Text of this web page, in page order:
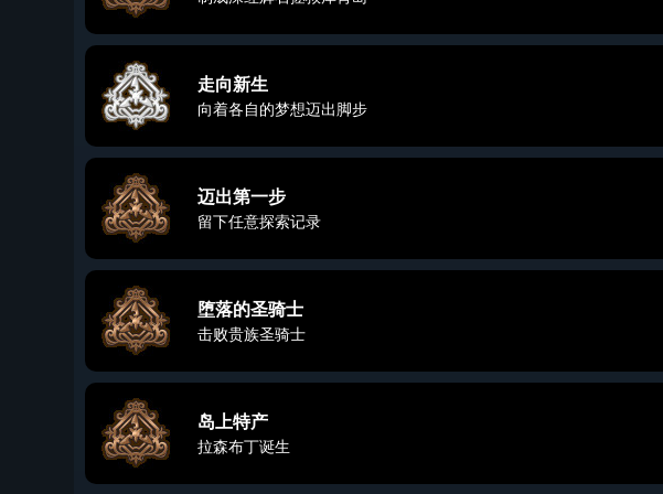
走向新生
向着各自的梦想迈出脚步
迈出第一步
留下任意探索记录
堕落的圣骑士
击败贵族圣骑士
岛上特产
拉森布丁诞生